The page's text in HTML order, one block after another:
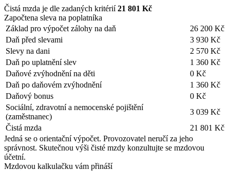
Čistá mzda je dle zadaných kritérií21 801 Kč
Započtena sleva na poplatníka
Základ pro výpočet zálohy na daň
26 200 Kč
Daň před slevami
3 930 Kč
Slevy na dani
2 570 Kč
Daň po uplatnění slev
1 360 Kč
Daňové zvýhodnění na děti
0 Kč
Daň po daňovém zvýhodnění
1 360 Kč
Daňový bonus
0 Kč
Sociální, zdravotní a nemocenské pojištění
(zaměstnanec)
3 039 Kč
Čistá mzda
21 801 Kč
Jedná se o orientační výpočet. Provozovatel neručí za jeho
správnost. Skutečnou výši čisté mzdy konzultujte se mzdovou
účetní.
Mzdovou kalkulačku vám přináší